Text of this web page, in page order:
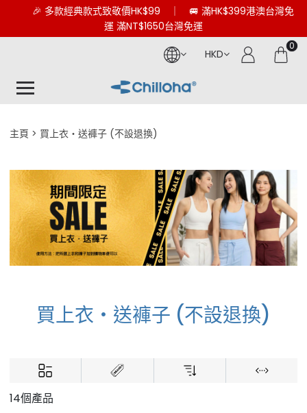
🎉 多款經典款式致敬價HK$99 ｜ 🚐 滿HK$399港澳台灣免
運 滿NT$1650台灣免運
HKD
0
主頁 買上衣・送褲子 (不設退換)
買上衣・送褲子 (不設退換)
14個產品